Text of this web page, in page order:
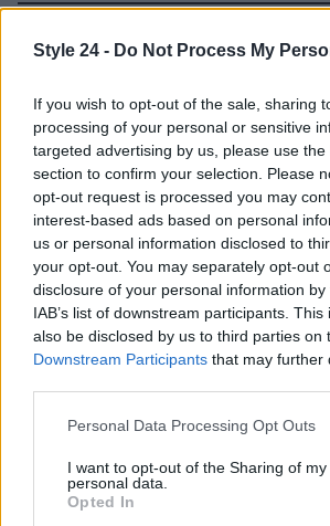
Style 24 - Do Not Process My
If you wish to opt-out of the sale, sharing
processing of your personal or sensitive
targeted advertising by us, please use
section to confirm your selection. Please
opt-out request is processed you may
interest-based ads based on personal
us or personal information disclosed to
your opt-out. You may separately opt-out
disclosure of your personal information
IAB’s list of downstream participants.
also be disclosed by us to third parties on
Downstream Participants that may further
Please note that this website/app uses
not limited to your visit or usage
grant or deny consent to Google and its
use your data for below specified
Personal Data Processing Opt Outs
I want to opt-out of the Sharing of my
personal data.
Opted In
Continua a leggere
PEOPLE
Camilla Fiore · 7 Ago 2026
PEOPLE